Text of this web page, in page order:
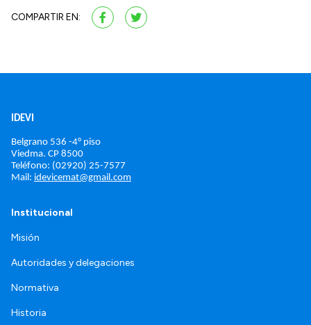
COMPARTIR EN:
IDEVI
Belgrano 536 -4° piso
Viedma. CP 8500
Teléfono: (02920) 25-7577
Mail: idevicemat@gmail.com
Institucional
Misión
Autoridades y delegaciones
Normativa
Historia